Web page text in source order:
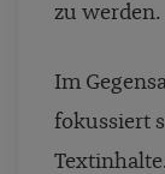
zu werden.
Im
fokussiert